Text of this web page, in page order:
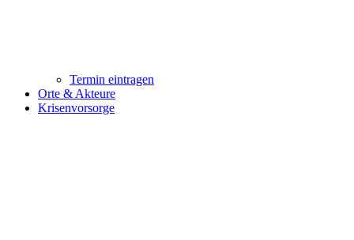
Termin eintragen
Orte & Akteure
Krisenvorsorge